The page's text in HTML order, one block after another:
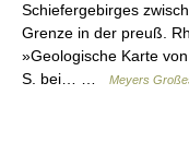
Schiefergebirges
Grenze in der preuß.
»Geologische Karte
S. bei… …
Meyers